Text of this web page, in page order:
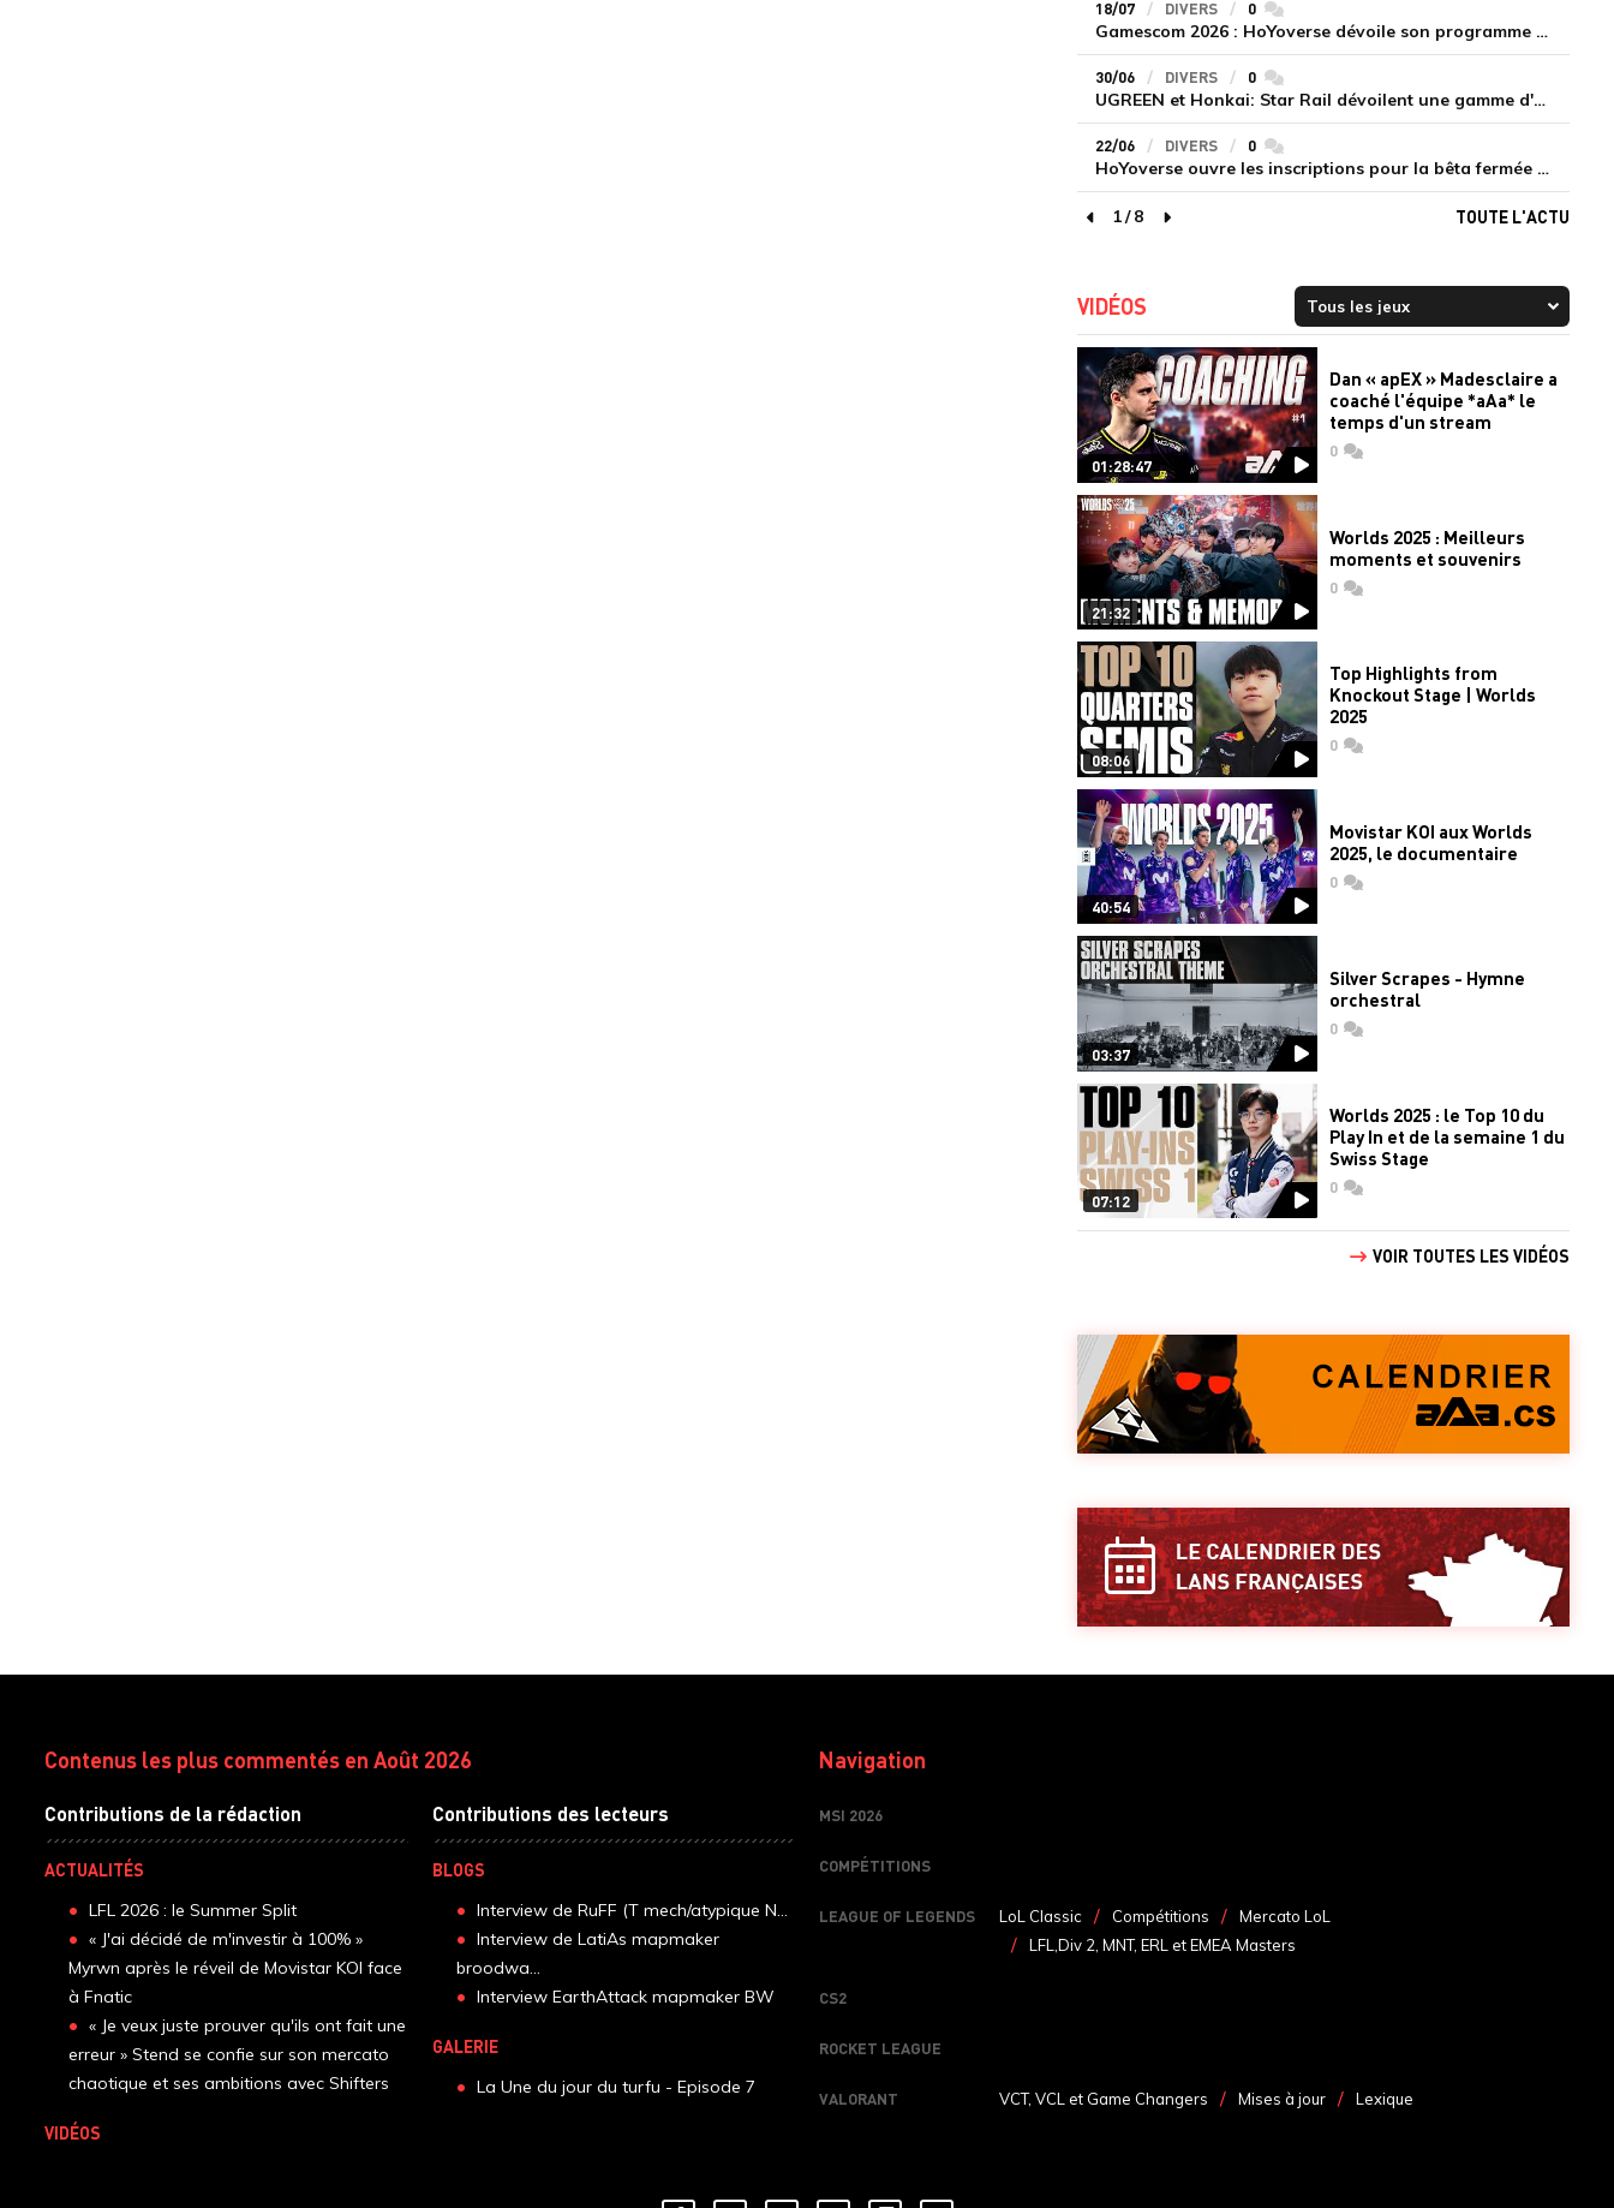
18/07 DIVERS 0commentaires
Gamescom 2026 : HoYoverse dévoile son programme et présente deux nouveaux jeux inédits
30/06 DIVERS 0commentaires
UGREEN et Honkai: Star Rail dévoilent une gamme d'accessoires de recharge en édition limitée
22/06 DIVERS 0commentaires
HoYoverse ouvre les inscriptions pour la bêta fermée de Honkai : Nexus Anima
page précédente
1/8
page suivante
TOUTE L'ACTU
VIDÉOS
01:28:47
Dan « apEX » Madesclaire a
coaché l'équipe *aAa* le
temps d'un stream
0commentaires
21:32
Worlds 2025 : Meilleurs
moments et souvenirs
0commentaires
08:06
Top Highlights from
Knockout Stage | Worlds
2025
0commentaires
40:54
Movistar KOI aux Worlds
2025, le documentaire
0commentaires
03:37
Silver Scrapes - Hymne
orchestral
0commentaires
07:12
Worlds 2025 : le Top 10 du
Play In et de la semaine 1 du
Swiss Stage
0commentaires
VOIR TOUTES LES VIDÉOS
Contenus les plus commentés en Août 2026
Contributions de la rédaction
ACTUALITÉS
LFL 2026 : le Summer Split
« J'ai décidé de m'investir à 100% »
Myrwn après le réveil de Movistar KOI face
à Fnatic
« Je veux juste prouver qu'ils ont fait une
erreur » Stend se confie sur son mercato
chaotique et ses ambitions avec Shifters
VIDÉOS
Contributions des lecteurs
BLOGS
Interview de RuFF (T mech/atypique N...
Interview de LatiAs mapmaker
broodwa...
Interview EarthAttack mapmaker BW
GALERIE
La Une du jour du turfu - Episode 7
Navigation
MSI 2026
COMPÉTITIONS
LEAGUE OF LEGENDS LoL Classic Compétitions
Mercato LoL
LFL,Div 2, MNT, ERL et EMEA Masters
CS2
ROCKET LEAGUE
VALORANT VCT, VCL et Game Changers Mises à jour Lexique